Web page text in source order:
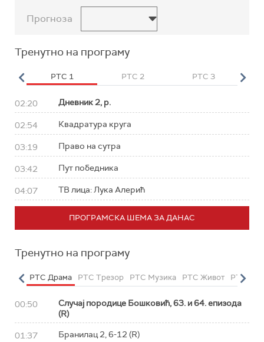
Прогноза
Тренутно на програму
РТС 1 РТС 2 РТС 3
02:20 Дневник 2, р.
02:54 Квадратура круга
03:19 Право на сутра
03:42 Пут победника
04:07 ТВ лица: Лука Алерић
ПРОГРАМСКА ШЕМА ЗА ДАНАС
Тренутно на програму
РТС Драма РТС Трезор РТС Музика РТС Живот РТС
00:50
Случај породице Бошковић, 63. и 64. епизода
(R)
01:37 Бранилац 2, 6-12 (R)